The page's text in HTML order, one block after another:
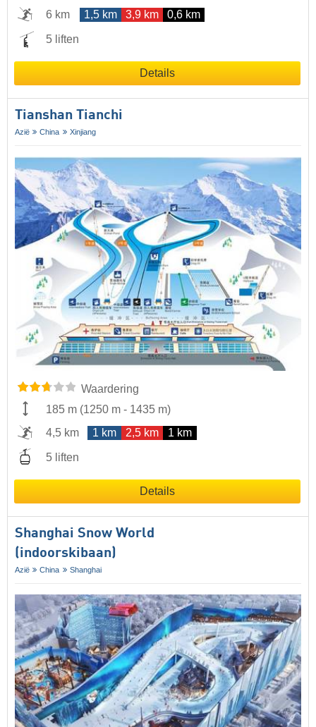
6 km
1,5 km 3,9 km 0,6 km
5 liften
Details
Tianshan Tianchi
Azië China Xinjiang
Waardering
185 m (1250 m - 1435 m)
4,5 km
1 km 2,5 km 1 km
5 liften
Details
Shanghai Snow World
(indoorskibaan)
Azië China Shanghai